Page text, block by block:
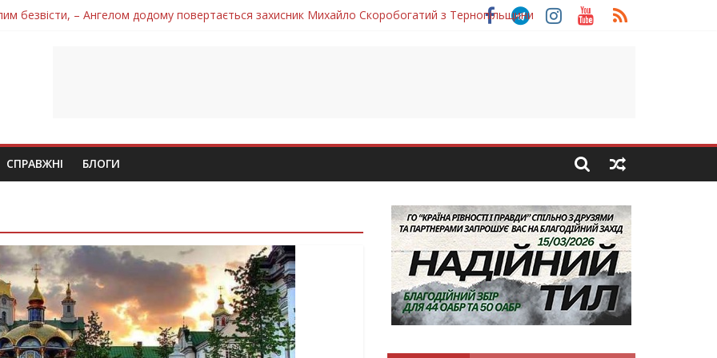
безвісти, – Ангелом додому повертається захисник Михайло Скоробогатий з Тернопільщини
захисника Володимира Вельму
Петро Федів повертається до рідного дому «на щиті»
втратила захисника Володимира Дичку
СПРАВЖНІ БЛОГИ